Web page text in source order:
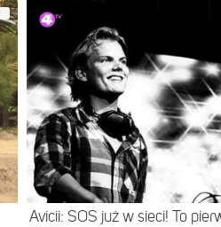
Avicii: SOS już w sieci! To